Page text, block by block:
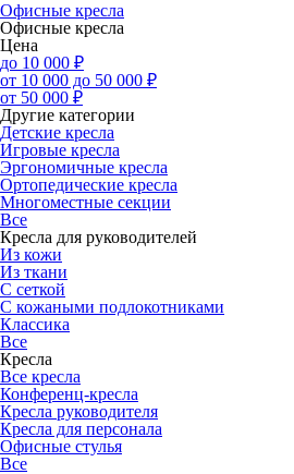
Офисные кресла
Офисные кресла
Цена
до 10 000 ₽
от 10 000 до 50 000 ₽
от 50 000 ₽
Другие категории
Детские кресла
Игровые кресла
Эргономичные кресла
Ортопедические кресла
Многоместные секции
Все
Кресла для руководителей
Из кожи
Из ткани
С сеткой
С кожаными подлокотниками
Классика
Все
Кресла
Все кресла
Конференц-кресла
Кресла руководителя
Кресла для персонала
Офисные стулья
Все